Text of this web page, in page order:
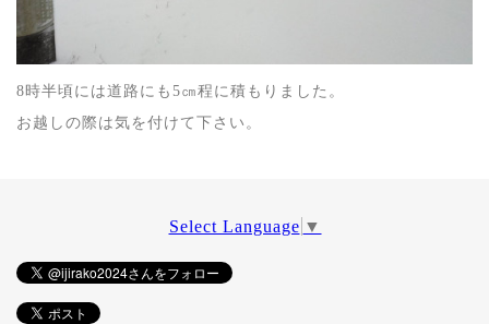
8時半頃には道路にも5㎝程に積もりました。
お越しの際は気を付けて下さい。
Select Language ▼